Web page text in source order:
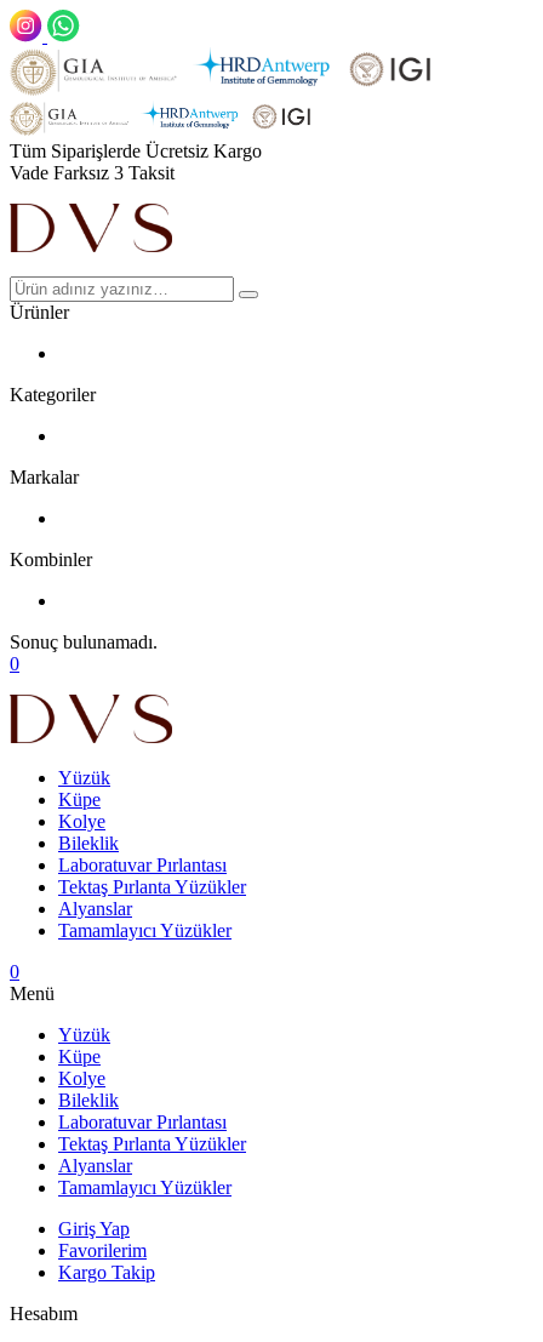
Tüm Siparişlerde Ücretsiz Kargo
Vade Farksız 3 Taksit
Ürünler
Kategoriler
Markalar
Kombinler
Sonuç bulunamadı.
0
Yüzük
Küpe
Kolye
Bileklik
Laboratuvar Pırlantası
Tektaş Pırlanta Yüzükler
Alyanslar
Tamamlayıcı Yüzükler
0
Menü
Yüzük
Küpe
Kolye
Bileklik
Laboratuvar Pırlantası
Tektaş Pırlanta Yüzükler
Alyanslar
Tamamlayıcı Yüzükler
Giriş Yap
Favorilerim
Kargo Takip
Hesabım